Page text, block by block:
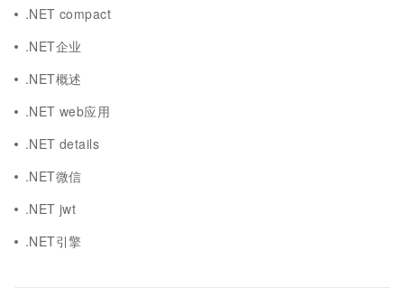
.NET compact
.NET企业
.NET概述
.NET web应用
.NET details
.NET微信
.NET jwt
.NET引擎